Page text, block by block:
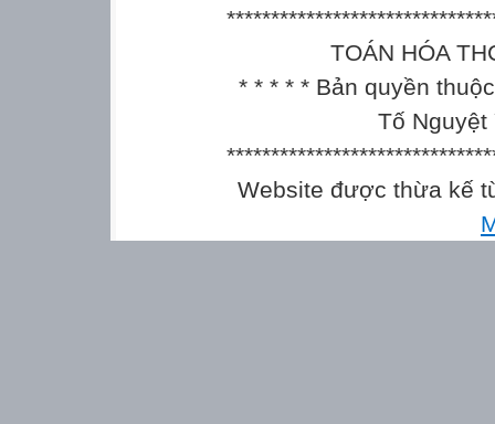
TOÁN HÓA
* * * * * Bản quyền
Tố Nguyệt
Website được thừa kế